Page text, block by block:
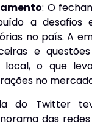
: O
a desafios
no país. A
e
local, o que
no
do Twitter
das redes